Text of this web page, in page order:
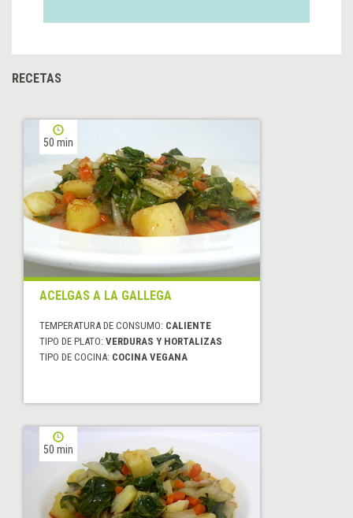
RECETAS
50 min
ACELGAS A LA GALLEGA
TEMPERATURA DE CONSUMO: CALIENTE
TIPO DE PLATO: VERDURAS Y HORTALIZAS
TIPO DE COCINA: COCINA VEGANA
50 min